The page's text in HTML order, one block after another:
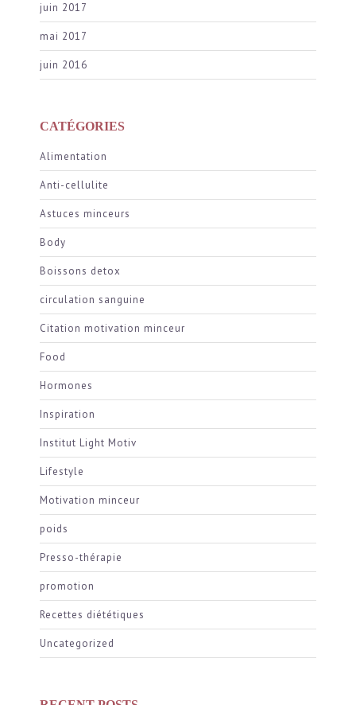
juin 2017
mai 2017
juin 2016
CATÉGORIES
Alimentation
Anti-cellulite
Astuces minceurs
Body
Boissons detox
circulation sanguine
Citation motivation minceur
Food
Hormones
Inspiration
Institut Light Motiv
Lifestyle
Motivation minceur
poids
Presso-thérapie
promotion
Recettes diététiques
Uncategorized